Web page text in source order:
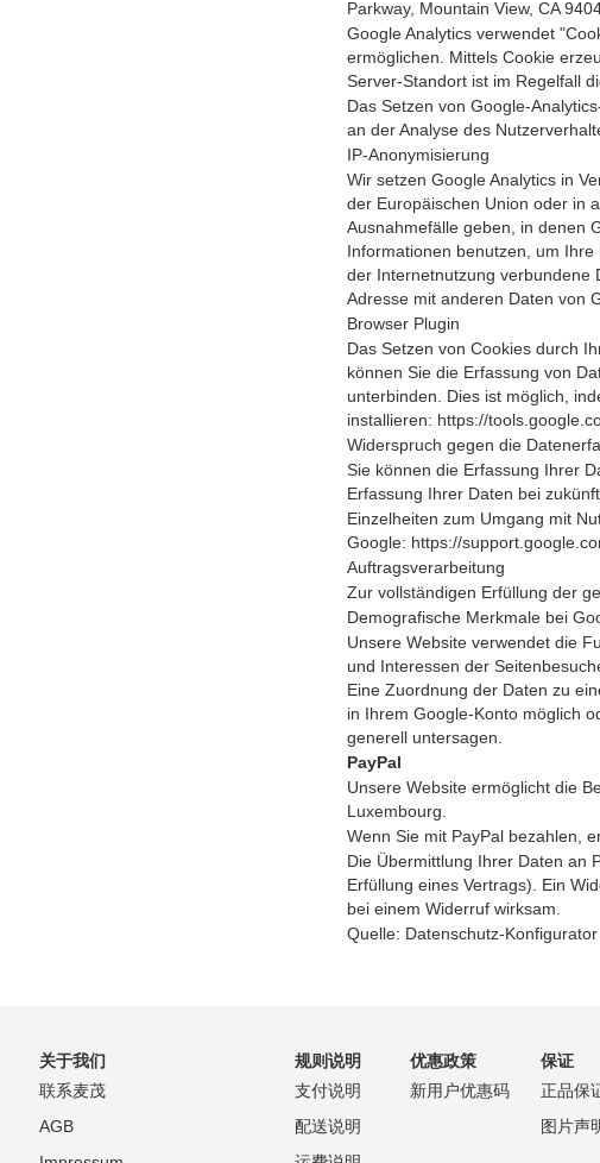
Parkway, Mountain View, CA
Google Analytics verwendet
ermöglichen. Mittels Cookie
Server-Standort ist im Regelfall
Das Setzen von Google-
an der Analyse des
IP-Anonymisierung
Wir setzen Google Analytics in
der Europäischen Union oder in
Ausnahmefälle geben, in denen
Informationen benutzen, um
der Internetnutzung verbundene
Adresse mit anderen Daten von
Browser Plugin
Das Setzen von Cookies durch
können Sie die Erfassung von
unterbinden. Dies ist möglich,
installieren: https://
Widerspruch gegen die
Sie können die Erfassung Ihrer
Erfassung Ihrer Daten bei
Einzelheiten zum Umgang mit
Google: https://
Auftragsverarbeitung
Zur vollständigen Erfüllung der
Demografische Merkmale bei
Unsere Website verwendet die
und Interessen der
Eine Zuordnung der Daten zu
in Ihrem Google-Konto möglich
generell untersagen.
PayPal
Unsere Website ermöglicht die
Luxembourg.
Wenn Sie mit PayPal bezahlen,
Die Übermittlung Ihrer Daten an
Erfüllung eines Vertrags). Ein
bei einem Widerruf wirksam.
Quelle: Datenschutz-
关于我们
联系麦茂
AGB
规则说明
支付说明
配送说明
优惠政策
新用户优惠码
保证
正品保
图片声